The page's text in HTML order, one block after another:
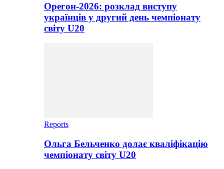
Орегон-2026: розклад виступу
українців у другий день чемпіонату
світу U20
Reports
Ольга Бельченко долає кваліфікацію
чемпіонату світу U20